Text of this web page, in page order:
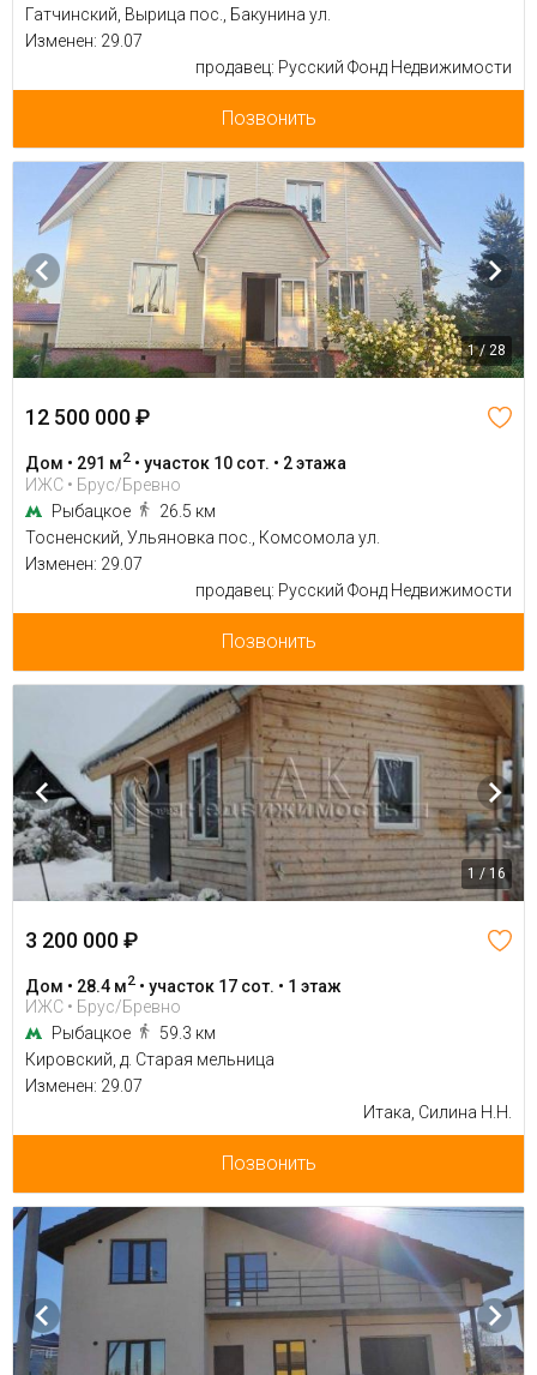
Гатчинский, Вырица пос., Бакунина ул.
Изменен: 29.07
продавец: Русский Фонд Недвижимости
Позвонить
1 / 28
12 500 000 ₽
Дом • 291 м2 • участок 10 сот. • 2 этажа
ИЖС • Брус/Бревно
Рыбацкое
26.5 км
Тосненский, Ульяновка пос., Комсомола ул.
Изменен: 29.07
продавец: Русский Фонд Недвижимости
Позвонить
1 / 16
3 200 000 ₽
Дом • 28.4 м2 • участок 17 сот. • 1 этаж
ИЖС • Брус/Бревно
Рыбацкое
59.3 км
Кировский, д. Старая мельница
Изменен: 29.07
Итака, Силина Н.Н.
Позвонить